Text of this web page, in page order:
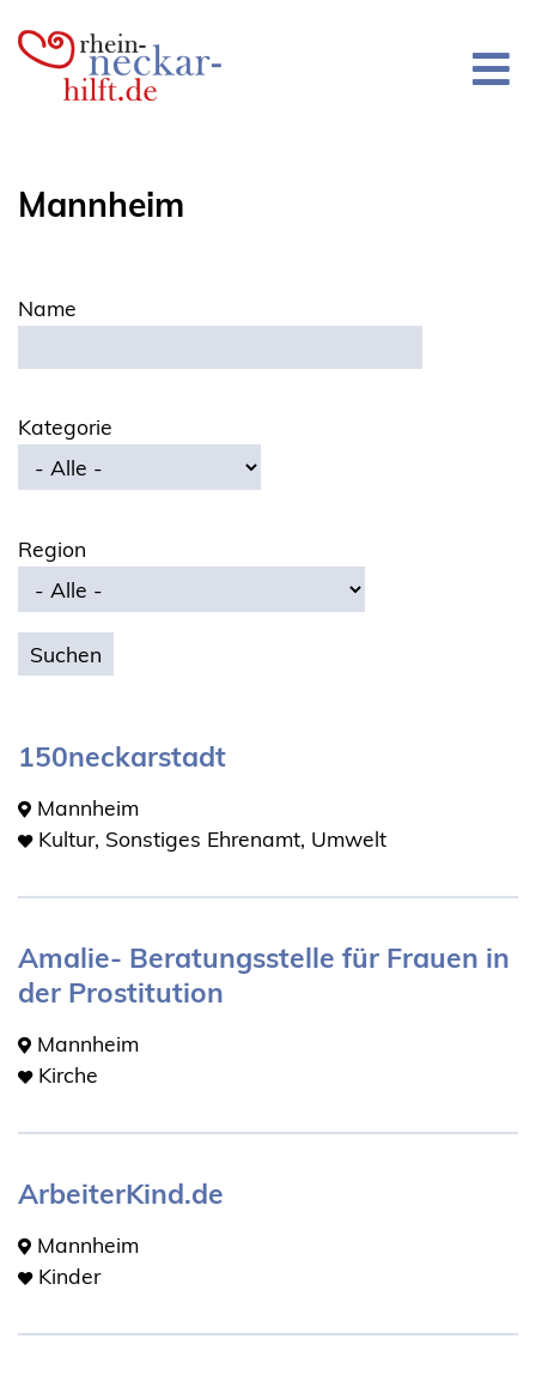
zum
Mannheim
Name
Kategorie
Region
150neckarstadt
Mannheim
Kultur, Sonstiges Ehrenamt, Umwelt
Amalie- Beratungsstelle für Frauen in
der Prostitution
Mannheim
Kirche
ArbeiterKind.de
Mannheim
Kinder